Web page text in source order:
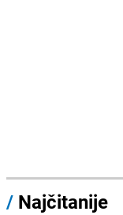
/ Najčitanije